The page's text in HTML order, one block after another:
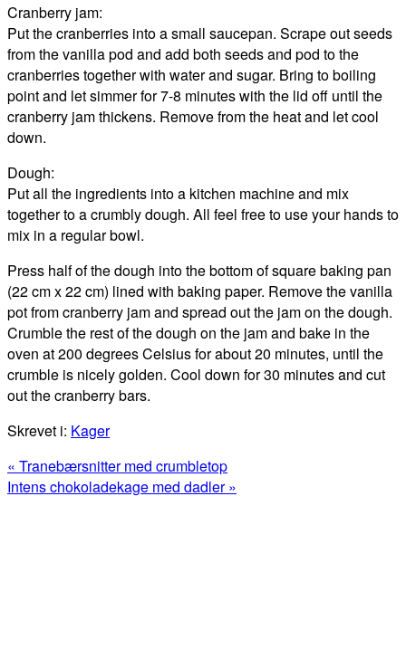
Cranberry jam:
Put the cranberries into a small saucepan. Scrape out seeds
from the vanilla pod and add both seeds and pod to the
cranberries together with water and sugar. Bring to boiling
point and let simmer for 7-8 minutes with the lid off until the
cranberry jam thickens. Remove from the heat and let cool
down.
Dough:
Put all the ingredients into a kitchen machine and mix
together to a crumbly dough. All feel free to use your hands to
mix in a regular bowl.
Press half of the dough into the bottom of square baking pan
(22 cm x 22 cm) lined with baking paper. Remove the vanilla
pot from cranberry jam and spread out the jam on the dough.
Crumble the rest of the dough on the jam and bake in the
oven at 200 degrees Celsius for about 20 minutes, until the
crumble is nicely golden. Cool down for 30 minutes and cut
out the cranberry bars.
Skrevet i: Kager
Previous
Post:
« Tranebærsnitter med crumbletop
Next
Intens chokoladekage med dadler »